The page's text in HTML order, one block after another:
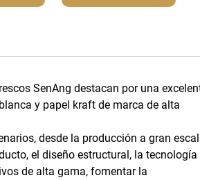
SenAng destacan por una
y papel kraft de marca de alta
desde la producción a gran
el diseño estructural, la tecnología
de alta gama, fomentar la